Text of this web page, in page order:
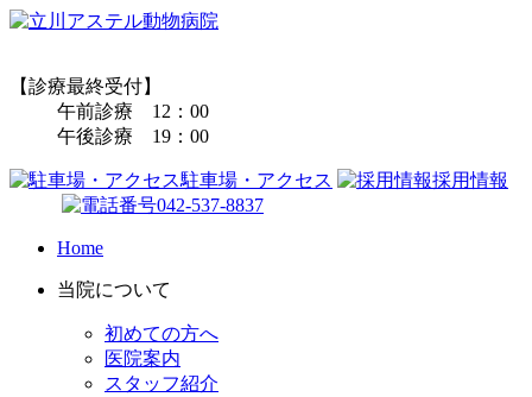
【診療最終受付】
午前診療 12：00
午後診療 19：00
駐車場・アクセス
採用情報
042-537-8837
Home
当院について
初めての方へ
医院案内
スタッフ紹介